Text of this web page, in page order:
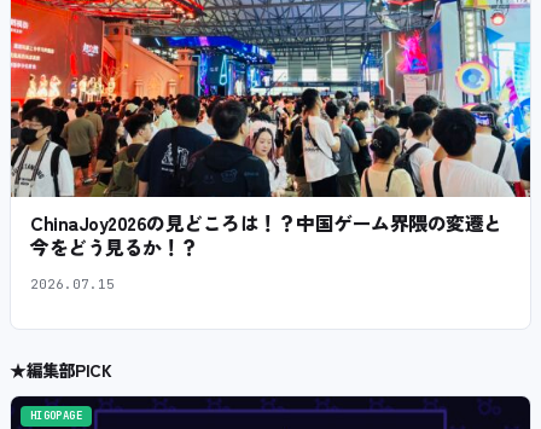
ChinaJoy2026の見どころは！？中国ゲーム界隈の変遷と
今をどう見るか！？
2026.07.15
★編集部PICK
HIGOPAGE